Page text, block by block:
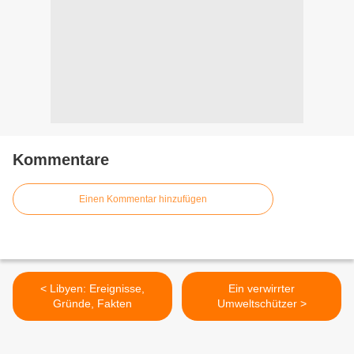
Kommentare
Einen Kommentar hinzufügen
< Libyen: Ereignisse,
Gründe, Fakten
Ein verwirrter
Umweltschützer >